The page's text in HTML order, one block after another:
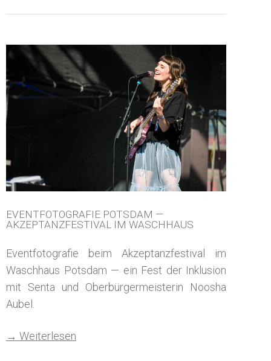
EVENTFOTOGRAFIE POTSDAM —
AKZEPTANZFESTIVAL IM WASCHHAUS
Eventfotografie beim Akzeptanzfestival im
Waschhaus Potsdam — ein Fest der Inklusion
mit Senta und Oberbürgermeisterin Noosha
Aubel.
→ Weiterlesen